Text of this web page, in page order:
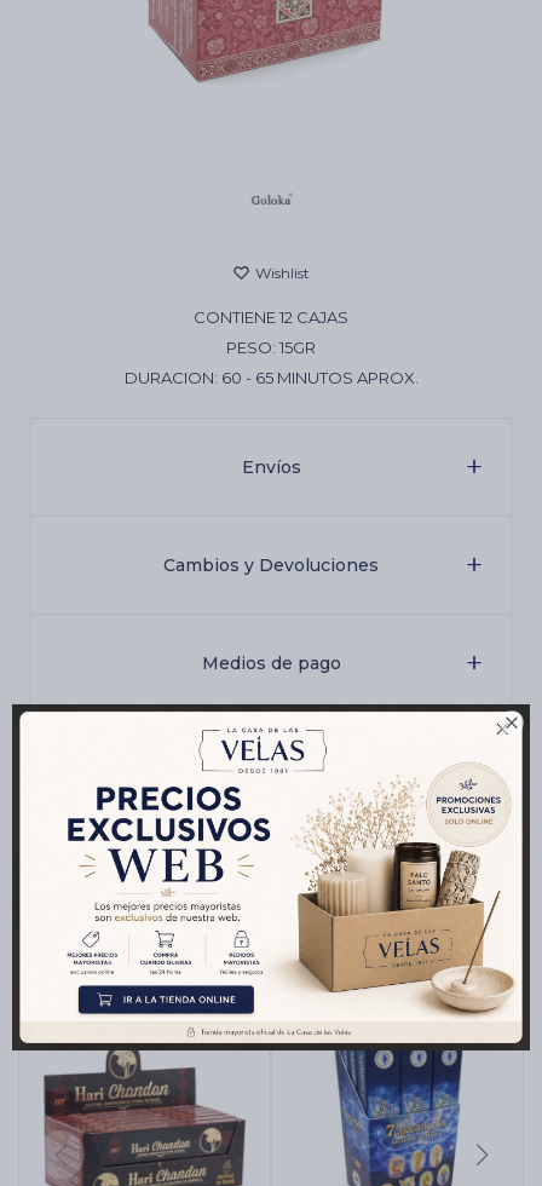

CONTIENE 12 CAJAS
PESO: 15GR
DURACION: 60 - 65 MINUTOS APROX.
Envíos
Cambios y Devoluciones
Medios de pago
Características
Productos que te pueden interesar
Cartas de Tarot